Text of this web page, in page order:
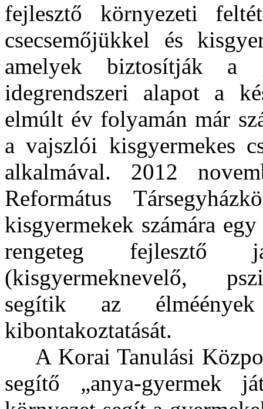
fejlesztő környezeti
csecsemőjükkel és
amelyek biztosítják a
idegrendszeri alapot a
elmúlt év folyamán már
a vajszlói kisgyermekes
alkalmával. 2012
Református
kisgyermekek számára
rengeteg fejlesztő
(kisgyermeknevelő,
segítik az
kibontakoztatását.
A Korai Tanulási
segítő „anya-gyermek